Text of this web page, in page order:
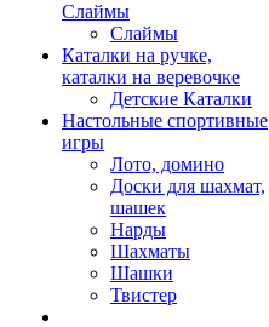
Слаймы
Слаймы
Каталки на ручке,
каталки на веревочке
Детские Каталки
Настольные спортивные
игры
Лото, домино
Доски для шахмат,
шашек
Нарды
Шахматы
Шашки
Твистер